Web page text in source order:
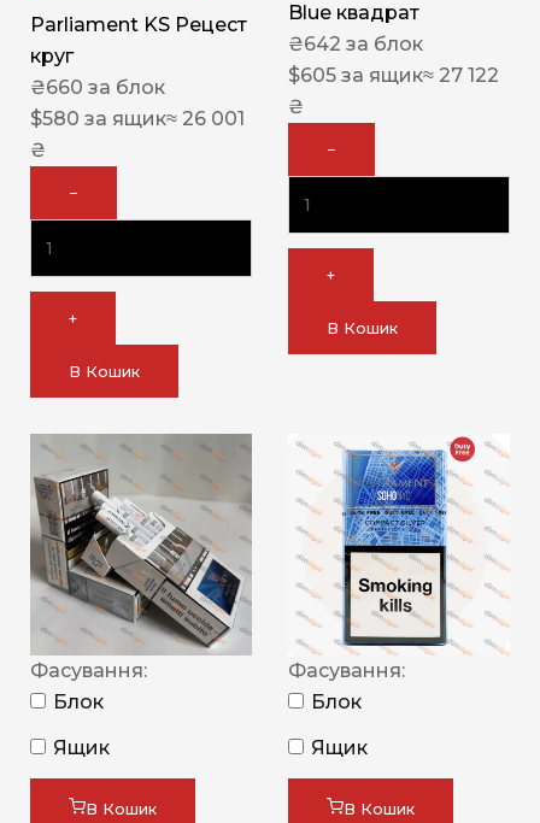
Parliament KS Рецест
круг
₴660 за блок
$580 за ящик≈ 26 001
₴
−
+
В Кошик
Blue квадрат
₴642 за блок
$605 за ящик≈ 27 122
₴
−
+
В Кошик
Фасування:
Блок
Ящик
В Кошик
Фасування:
Блок
Ящик
В Кошик